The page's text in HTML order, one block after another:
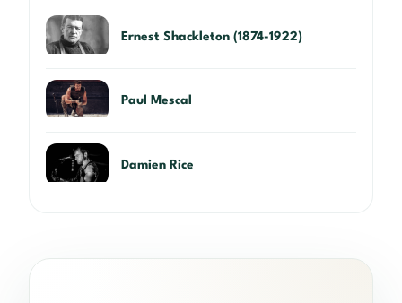
Ernest Shackleton (1874-1922)
Paul Mescal
Damien Rice